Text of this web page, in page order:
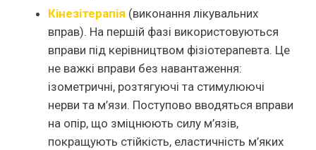
Кінезітерапія (виконання лікувальних
вправ). На першій фазі використовуються
вправи під керівництвом фізіотерапевта. Це
не важкі вправи без навантаження:
ізометричні, розтягуючі та стимулюючі
нерви та м’язи. Поступово вводяться вправи
на опір, що зміцнюють силу м’язів,
покращують стійкість, еластичність м’яких